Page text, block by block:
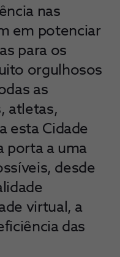
nas
em potenciar
para os
orgulhosos
as
atletas,
esta Cidade
porta a uma
desde
virtual, a
das